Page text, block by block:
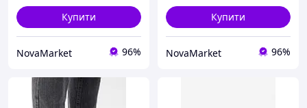
Купити
NovaMarket 96%
Купити
NovaMarket 96%